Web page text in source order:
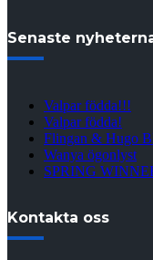
Senaste
Valpar födda!!!
Valpar födda!
Flingan & Hugo
Wanya ögonlyst
SPRING
Kontakta oss